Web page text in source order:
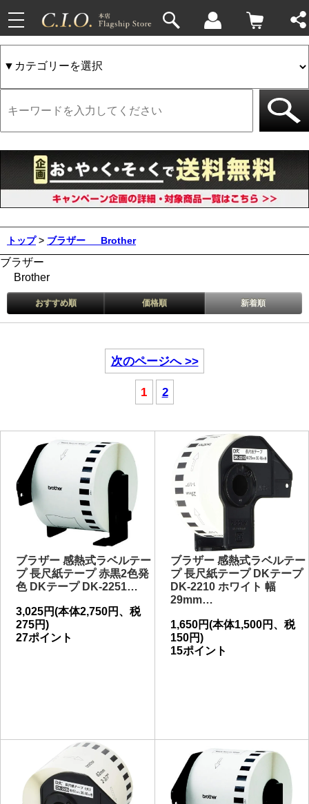
toggle
navigation
トップ > ブラザー Brother
ブラザー
Brother
おすすめ順 価格順 新着順
次のページへ >>
1 2
ブラザー 感熱式ラベルテー
プ 長尺紙テープ 赤黒2色発
色 DKテープ DK-2251…
3,025円(本体2,750円、税
275円)
27ポイント
ブラザー 感熱式ラベルテー
プ 長尺紙テープ DKテープ
DK-2210 ホワイト 幅
29mm…
1,650円(本体1,500円、税
150円)
15ポイント